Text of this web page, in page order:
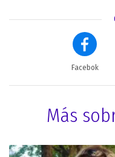
Facebok
Más